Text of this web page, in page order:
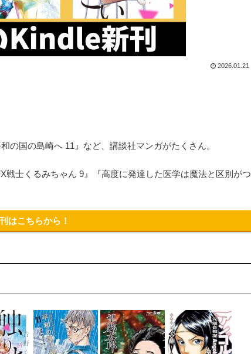
2026.01.21
の国の島崎へ 11』など、講談社マンガがたくさん。
士くるみちゃん 9』『高度に発達した医学は魔法と区別がつ
はこちらから！